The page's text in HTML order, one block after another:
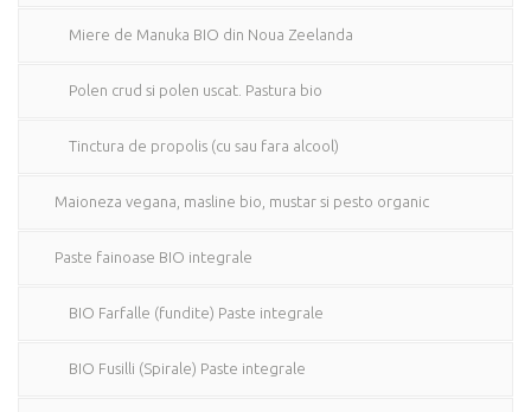
Miere de Manuka BIO din Noua Zeelanda
Polen crud si polen uscat. Pastura bio
Tinctura de propolis (cu sau fara alcool)
Maioneza vegana, masline bio, mustar si pesto organic
Paste fainoase BIO integrale
BIO Farfalle (fundite) Paste integrale
BIO Fusilli (Spirale) Paste integrale